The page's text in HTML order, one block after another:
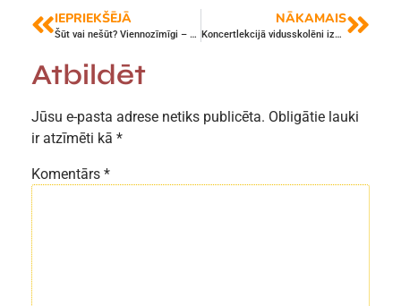
IEPRIEKŠĒJĀ
Šūt vai nešūt? Viennozīmīgi – šūt!
NĀKAMAIS
Koncertlekcijā vidusskolēni izzina autortiesību pasauli
Atbildēt
Jūsu e-pasta adrese netiks publicēta. Obligātie lauki
ir atzīmēti kā *
Komentārs *